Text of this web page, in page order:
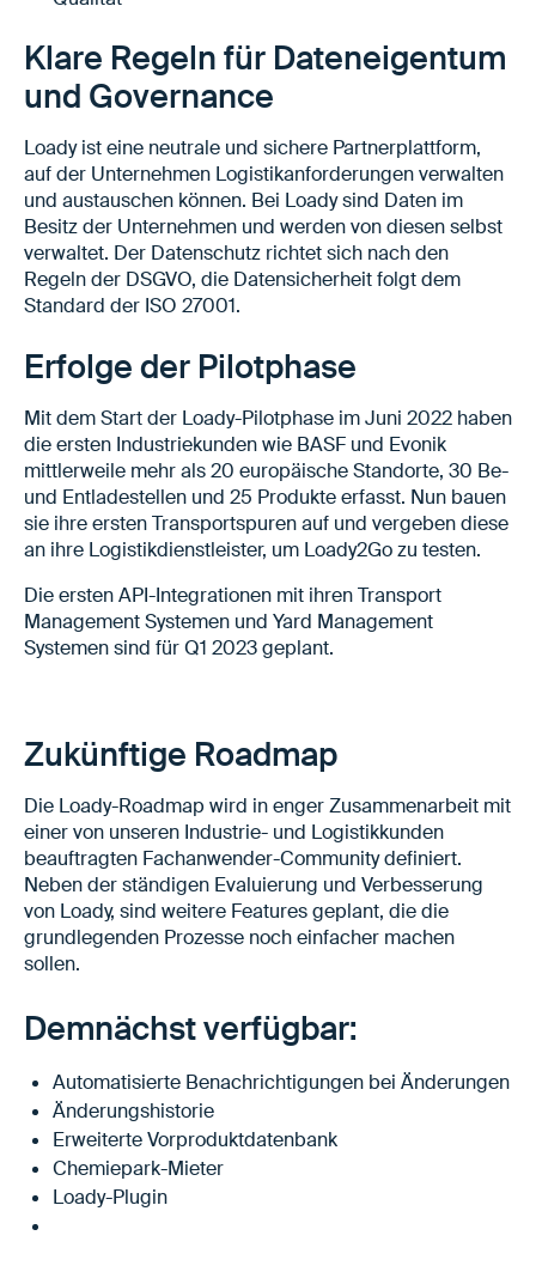
Klare Regeln für Dateneigentum
und Governance
Loady ist eine neutrale und sichere Partnerplattform,
auf der Unternehmen Logistikanforderungen verwalten
und austauschen können. Bei Loady sind Daten im
Besitz der Unternehmen und werden von diesen selbst
verwaltet. Der Datenschutz richtet sich nach den
Regeln der DSGVO, die Datensicherheit folgt dem
Standard der ISO 27001.
Erfolge der Pilotphase
Mit dem Start der Loady-Pilotphase im Juni 2022 haben
die ersten Industriekunden wie BASF und Evonik
mittlerweile mehr als 20 europäische Standorte, 30 Be-
und Entladestellen und 25 Produkte erfasst. Nun bauen
sie ihre ersten Transportspuren auf und vergeben diese
an ihre Logistikdienstleister, um Loady2Go zu testen.
Die ersten API-Integrationen mit ihren Transport
Management Systemen und Yard Management
Systemen sind für Q1 2023 geplant.
Zukünftige Roadmap
Die Loady-Roadmap wird in enger Zusammenarbeit mit
einer von unseren Industrie- und Logistikkunden
beauftragten Fachanwender-Community definiert.
Neben der ständigen Evaluierung und Verbesserung
von Loady, sind weitere Features geplant, die die
grundlegenden Prozesse noch einfacher machen
sollen.
Demnächst verfügbar:
Automatisierte Benachrichtigungen bei Änderungen
Änderungshistorie
Erweiterte Vorproduktdatenbank
Chemiepark-Mieter
Loady-Plugin